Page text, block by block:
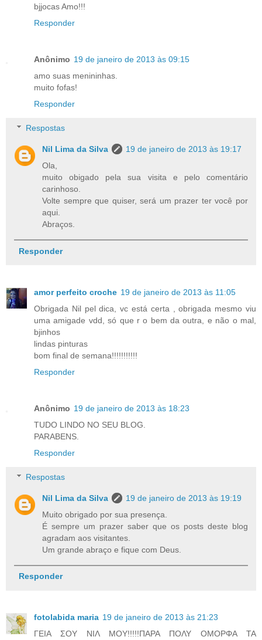
bjjocas Amo!!!
Responder
Anônimo 19 de janeiro de 2013 às 09:15
amo suas menininhas.
muito fofas!
Responder
Respostas
Nil Lima da Silva
19 de janeiro de 2013 às 19:17
Ola,
muito obigado pela sua visita e pelo comentário
carinhoso.
Volte sempre que quiser, será um prazer ter você por
aqui.
Abraços.
Responder
amor perfeito croche 19 de janeiro de 2013 às 11:05
Obrigada Nil pel dica, vc está certa , obrigada mesmo viu
uma amigade vdd, só que r o bem da outra, e não o mal,
bjinhos
lindas pinturas
bom final de semana!!!!!!!!!!!
Responder
Anônimo 19 de janeiro de 2013 às 18:23
TUDO LINDO NO SEU BLOG.
PARABENS.
Responder
Respostas
Nil Lima da Silva
19 de janeiro de 2013 às 19:19
Muito obrigado por sua presença.
É sempre um prazer saber que os posts deste blog
agradam aos visitantes.
Um grande abraço e fique com Deus.
Responder
fotolabida maria 19 de janeiro de 2013 às 21:23
ΓΕΙΑ ΣΟΥ ΝΙΛ ΜΟΥ!!!!!ΠΑΡΑ ΠΟΛΥ ΟΜΟΡΦΑ ΤΑ